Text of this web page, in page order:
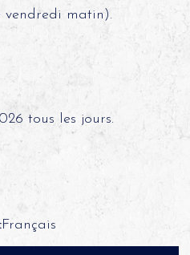
matin).
tous les jours.
Français